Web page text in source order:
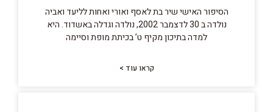
הסיפור האישי שיר בת לאסף ואורי ואחות לליעד ואביה
נולדה ב 30 לדצמבר 2002, נולדה וגדלה באשדוד. היא
למדה בתיכון מקיף ט’ בכיתת מופת וסיימה
קראו עוד >